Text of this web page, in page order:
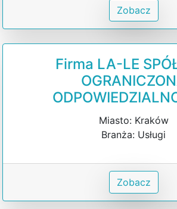
Zobacz
Firma LA-LE
Miasto: Kraków
Branża: Usługi
Zobacz